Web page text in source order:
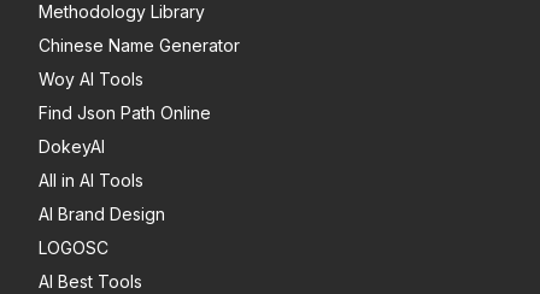
Methodology Library
Chinese Name Generator
Woy AI Tools
Find Json Path Online
DokeyAI
All in AI Tools
AI Brand Design
LOGOSC
AI Best Tools